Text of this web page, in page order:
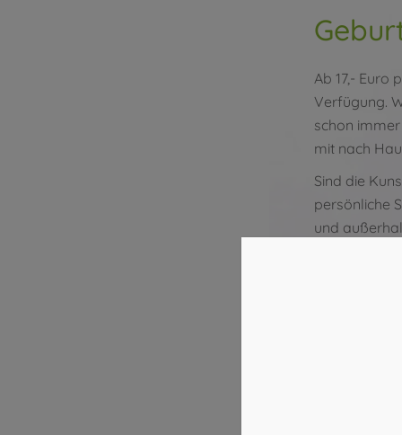
Ab 17,- Euro
Verfügung.
schon
mit nach
Sind die
persönliche
und